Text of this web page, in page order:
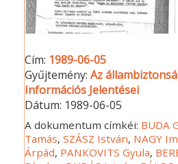
Cím: 1989-06-05
Gyűjtemény:Az
Információs Jelentései
Dátum: 1989-06-05
A dokumentum címkéi: BUDA
Tamás,SZÁSZ István, NAGY
Árpád, PANKOVITS Gyula,